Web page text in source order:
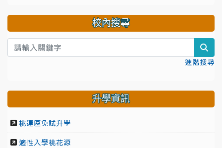
校內搜尋
進階搜尋
升學資訊
桃連區免試升學
適性入學桃花源